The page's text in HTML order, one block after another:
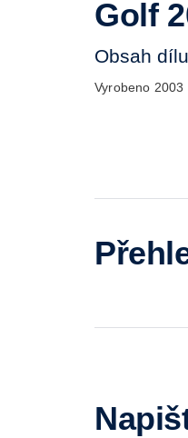
Golf
Obsah dílu
Vyrobeno 2003